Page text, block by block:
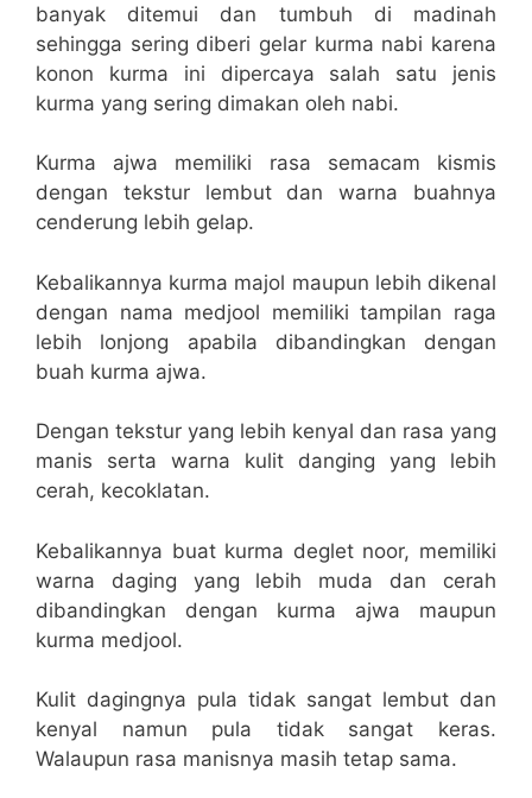
banyak ditemui dan tumbuh di madinah
sehingga sering diberi gelar kurma nabi karena
konon kurma ini dipercaya salah satu jenis
kurma yang sering dimakan oleh nabi.
Kurma ajwa memiliki rasa semacam kismis
dengan tekstur lembut dan warna buahnya
cenderung lebih gelap.
Kebalikannya kurma majol maupun lebih dikenal
dengan nama medjool memiliki tampilan raga
lebih lonjong apabila dibandingkan dengan
buah kurma ajwa.
Dengan tekstur yang lebih kenyal dan rasa yang
manis serta warna kulit danging yang lebih
cerah, kecoklatan.
Kebalikannya buat kurma deglet noor, memiliki
warna daging yang lebih muda dan cerah
dibandingkan dengan kurma ajwa maupun
kurma medjool.
Kulit dagingnya pula tidak sangat lembut dan
kenyal namun pula tidak sangat keras.
Walaupun rasa manisnya masih tetap sama.